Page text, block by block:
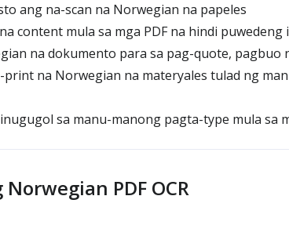
ang na-scan na Norwegian na papeles
content mula sa mga PDF na hindi puwedeng
na dokumento para sa pag-quote, pagbuo
na Norwegian na materyales tulad ng
sa manu-manong pagta-type mula sa
PDF OCR